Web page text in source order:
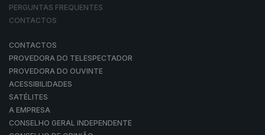
PERGUNTAS FREQUENTES
CONTACTOS
CONTACTOS
PROVEDORA DO TELESPECTADOR
PROVEDORA DO OUVINTE
ACESSIBILIDADES
SATÉLITES
A EMPRESA
CONSELHO GERAL INDEPENDENTE